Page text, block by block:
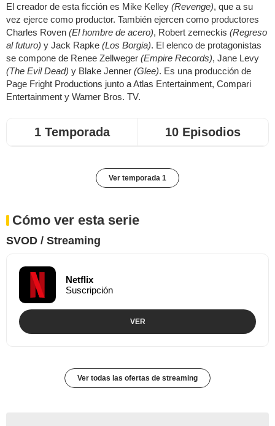
El creador de esta ficción es Mike Kelley (Revenge), que a su
vez ejerce como productor. También ejercen como productores
Charles Roven (El hombre de acero), Robert zemeckis (Regreso
al futuro) y Jack Rapke (Los Borgia). El elenco de protagonistas
se compone de Renee Zellweger (Empire Records), Jane Levy
(The Evil Dead) y Blake Jenner (Glee). Es una producción de
Page Fright Productions junto a Atlas Entertainment, Compari
Entertainment y Warner Bros. TV.
1 Temporada 10 Episodios
Ver temporada 1
Cómo ver esta serie
SVOD / Streaming
Netflix
Suscripción
VER
Ver todas las ofertas de streaming